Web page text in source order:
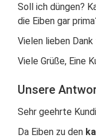
Soll ich düngen?
die Eiben gar
Vielen lieben
Viele Grüße, Eine
Unsere
Sehr geehrte
Da Eiben zu den